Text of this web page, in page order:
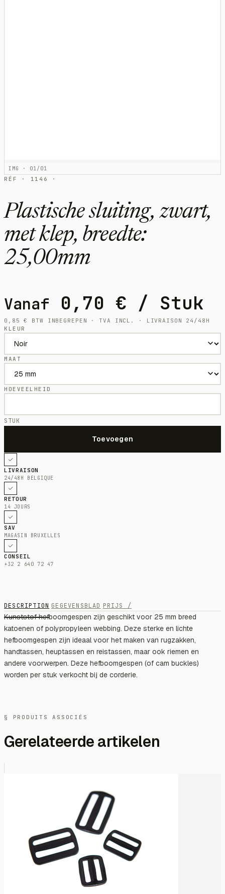
IMG · 01/01
RÉF · 1146 ·
Plastische sluiting, zwart,
met klep, breedte:
25,00mm
Vanaf 0,70 € / Stuk
0,85€
BTW INBEGREPEN · TVA INCL. · LIVRAISON 24/48H
KLEUR
MAAT
HOEVEELHEID
STUK
LIVRAISON
24/48H BELGIQUE
RETOUR
14 JOURS
SAV
MAGASIN BRUXELLES
CONSEIL
+32 2 640 72 47
DESCRIPTION GEGEVENSBLAD PRIJS /
Kunststof hefboomgespen zijn geschikt voor 25 mm breed
katoenen of polypropyleen webbing. Deze sterke en lichte
hefboomgespen zijn ideaal voor het maken van rugzakken,
handtassen, heuptassen en reistassen, maar ook riemen en
andere voorwerpen. Deze hefboomgespen (of cam buckles)
worden per stuk verkocht bij de corderie.
§ PRODUITS ASSOCIÉS
Gerelateerde artikelen